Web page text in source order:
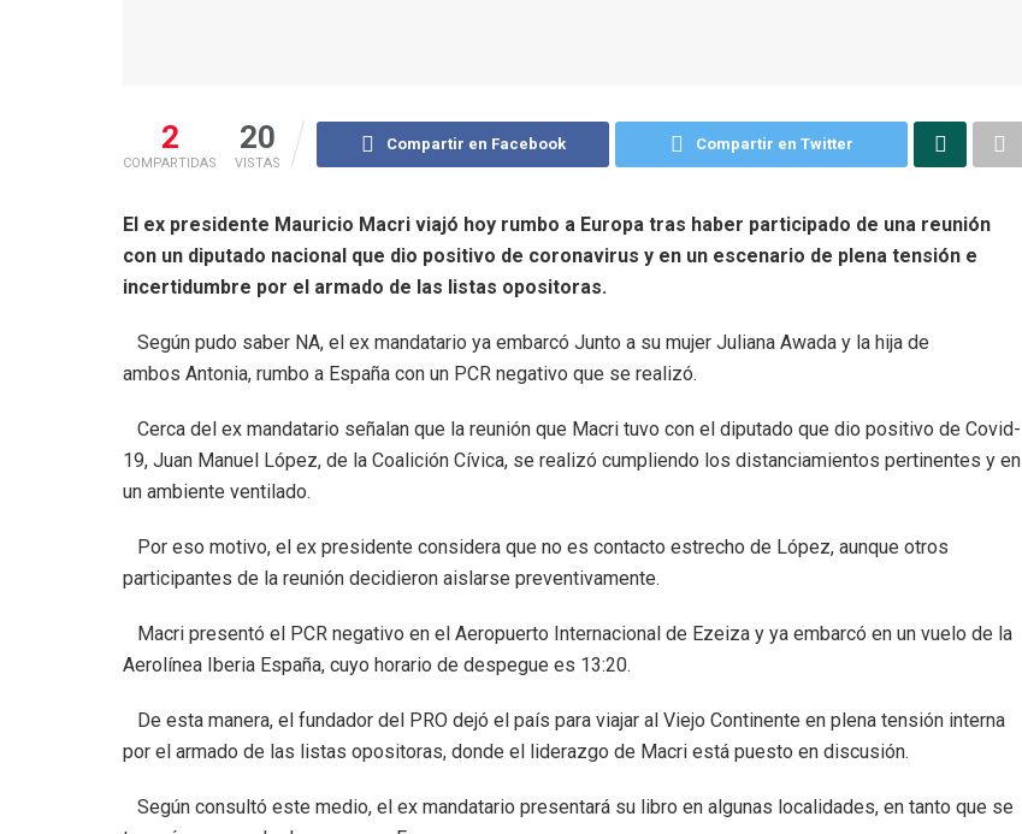
2
COMPARTIDAS
20
VISTAS
Compartir en Facebook Compartir en Twitter
El ex presidente Mauricio Macri viajó hoy rumbo a Europa tras haber participado de una reunión
con un diputado nacional que dio positivo de coronavirus y en un escenario de plena tensión e
incertidumbre por el armado de las listas opositoras.
Según pudo saber NA, el ex mandatario ya embarcó Junto a su mujer Juliana Awada y la hija de
ambos Antonia, rumbo a España con un PCR negativo que se realizó.
Cerca del ex mandatario señalan que la reunión que Macri tuvo con el diputado que dio positivo de Covid-
19, Juan Manuel López, de la Coalición Cívica, se realizó cumpliendo los distanciamientos pertinentes y en
un ambiente ventilado.
Por eso motivo, el ex presidente considera que no es contacto estrecho de López, aunque otros
participantes de la reunión decidieron aislarse preventivamente.
Macri presentó el PCR negativo en el Aeropuerto Internacional de Ezeiza y ya embarcó en un vuelo de la
Aerolínea Iberia España, cuyo horario de despegue es 13:20.
De esta manera, el fundador del PRO dejó el país para viajar al Viejo Continente en plena tensión interna
por el armado de las listas opositoras, donde el liderazgo de Macri está puesto en discusión.
Según consultó este medio, el ex mandatario presentará su libro en algunas localidades, en tanto que se